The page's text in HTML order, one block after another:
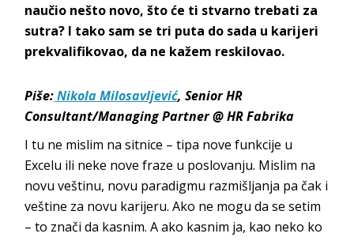
naučio nešto novo, što će ti stvarno trebati za
sutra? I tako sam se tri puta do sada u karijeri
prekvalifikovao, da ne kažem reskilovao.
Piše:Nikola Milosavljević, Senior HR
Consultant/Managing Partner @ HR Fabrika
I tu ne mislim na sitnice – tipa nove funkcije u
Excelu ili neke nove fraze u poslovanju. Mislim na
novu veštinu, novu paradigmu razmišljanja pa čak i
veštine za novu karijeru. Ako ne mogu da se setim
– to znači da kasnim. A ako kasnim ja, kao neko ko